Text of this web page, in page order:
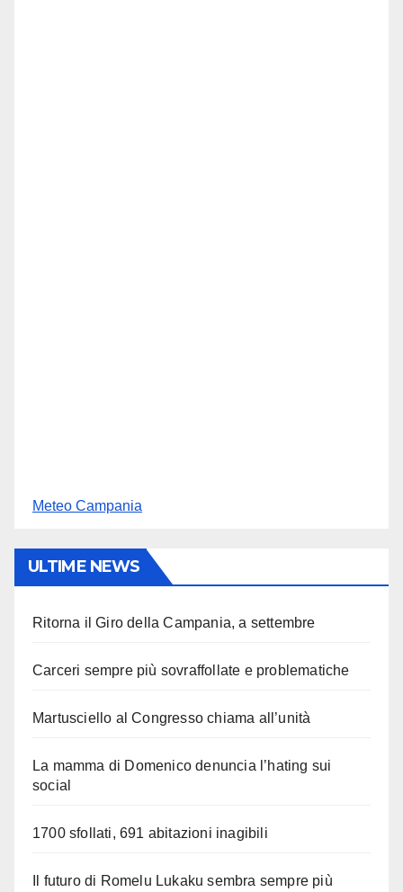
Meteo Campania
ULTIME NEWS
Ritorna il Giro della Campania, a settembre
Carceri sempre più sovraffollate e problematiche
Martusciello al Congresso chiama all’unità
La mamma di Domenico denuncia l’hating sui
social
1700 sfollati, 691 abitazioni inagibili
Il futuro di Romelu Lukaku sembra sempre più